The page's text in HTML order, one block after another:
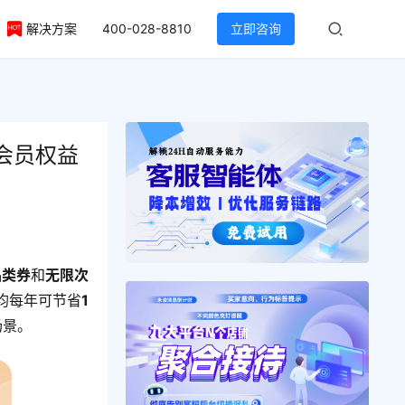
解决方案 400-028-8810 立即咨询
员权益
券和无限次
每年可节省1
。